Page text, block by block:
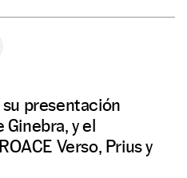
presentación
Ginebra, y el
Verso, Prius y